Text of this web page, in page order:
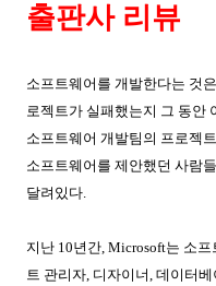
출판사 리뷰
소프트웨어를 개발한다는 것
로젝트가 실패했는지 그 동안
소프트웨어 개발팀의 프로젝
소프트웨어를 제안했던 사람
달려있다.
지난 10년간, Microsoft는 소프
트 관리자, 디자이너, 데이터베